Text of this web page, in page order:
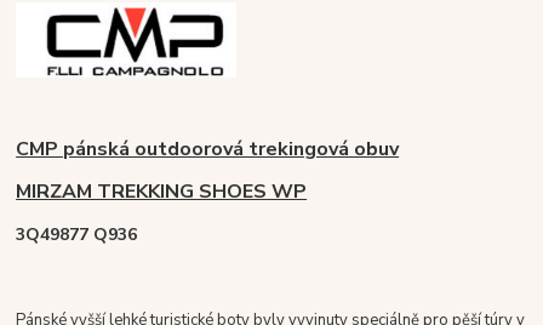
CMP pánská outdoorová trekingová obuv
MIRZAM TREKKING SHOES WP
3Q49877 Q936
Pánské vyšší lehké turistické boty byly vyvinuty speciálně pro pěší túry v